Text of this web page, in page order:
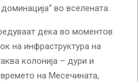
во вселената.
дека во моментов
на инфраструктура на
колонија – дури и
на Месечината,